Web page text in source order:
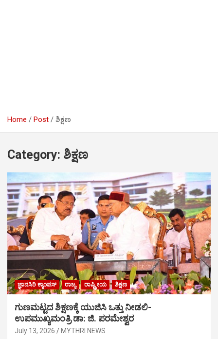
Home Post ಶಿಕ್ಷಣ
Category: ಶಿಕ್ಷಣ
ಜ್ಞಾನಸಿರಿ ಕ್ಯಾಂಪಸ್‍ ರಾಜ್ಯ ರಾಷ್ಟ್ರೀಯ ಶಿಕ್ಷಣ
ಗುಣಮಟ್ಟದ ಶಿಕ್ಷಣಕ್ಕೆ ಯುಜಿಸಿ ಒತ್ತು ನೀಡಲಿ-
ಉಪಮುಖ್ಯಮಂತ್ರಿ ಡಾ: ಜಿ. ಪರಮೇಶ್ವರ
July 13, 2026 MYTHRI NEWS